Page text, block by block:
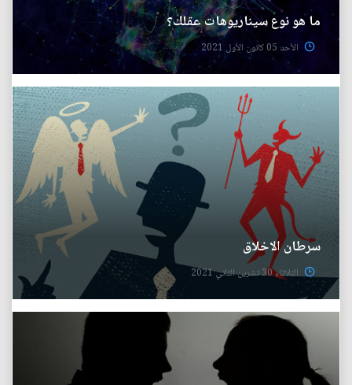
ما هو نوع سيناريوهات عقلك؟
الأحد 05 كانون الأول 2021
سرطان الاخلاق
الثلاثاء 30 تشرين الثاني 2021